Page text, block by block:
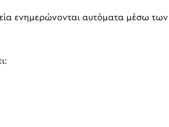
ενημερώνονται αυτόματα μέσω των